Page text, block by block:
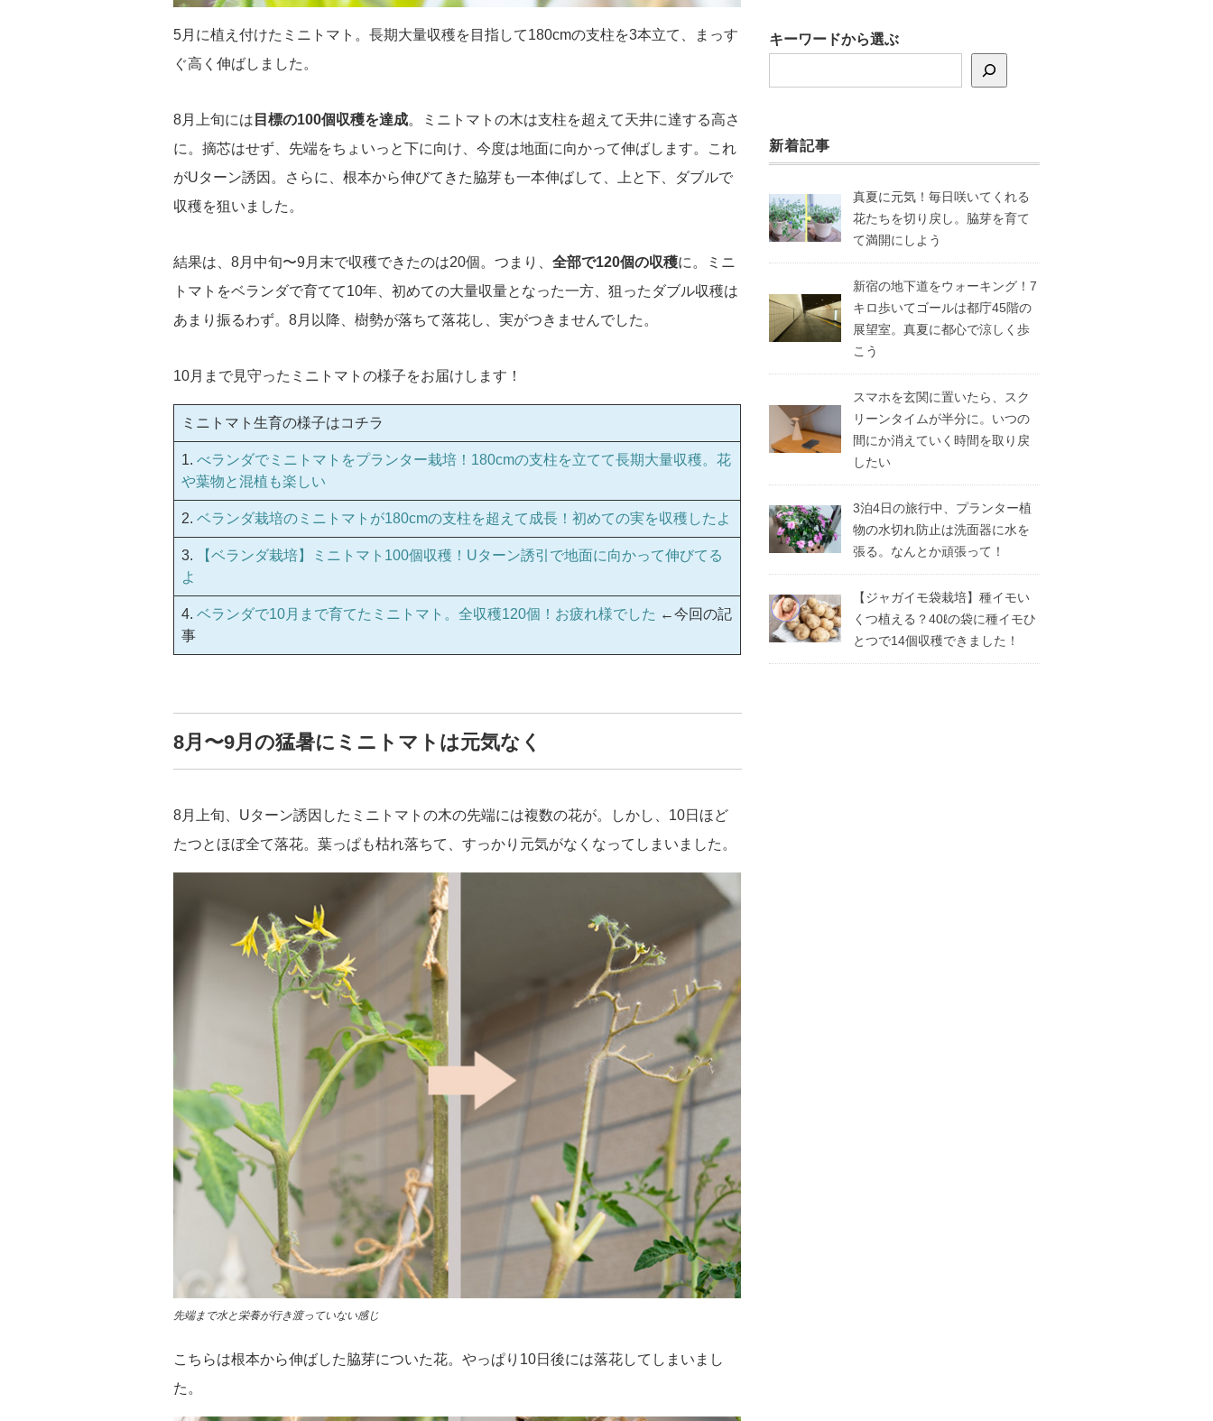
5月に植え付けたミニトマト。長期大量収穫を目指して180cmの支柱を3本立て、まっす
ぐ高く伸ばしました。
8月上旬には 目標の100個収穫を達成。ミニトマトの木は支柱を超えて天井に達する高さ
に。摘芯はせず、先端をちょいっと下に向け、今度は地面に向かって伸ばします。これ
がUターン誘因。さらに、根本から伸びてきた脇芽も一本伸ばして、上と下、ダブルで
収穫を狙いました。
結果は、8月中旬〜9月末で収穫できたのは20個。つまり、 全部で120個の収穫に。ミニ
トマトをベランダで育てて10年、初めての大量収量となった一方、狙ったダブル収穫は
あまり振るわず。8月以降、樹勢が落ちて落花し、実がつきませんでした。
10月まで見守ったミニトマトの様子をお届けします！
ミニトマト生育の様子はコチラ
1. べランダでミニトマトをプランター栽培！180cmの支柱を立てて長期大量収穫。花
や葉物と混植も楽しい
2. ベランダ栽培のミニトマトが180cmの支柱を超えて成長！初めての実を収穫したよ
3.
【ベランダ栽培】ミニトマト100個収穫！Uターン誘引で地面に向かって伸びてる
よ
4. ベランダで10月まで育てたミニトマト。全収穫120個！お疲れ様でした ←今回の記
事
8月〜9月の猛暑にミニトマトは元気なく
8月上旬、Uターン誘因したミニトマトの木の先端には複数の花が。しかし、10日ほど
たつとほぼ全て落花。葉っぱも枯れ落ちて、すっかり元気がなくなってしまいました。
先端まで水と栄養が行き渡っていない感じ
こちらは根本から伸ばした脇芽についた花。やっぱり10日後には落花してしまいまし
た。
キーワードから選ぶ
新着記事
真夏に元気！毎日咲いてくれる
花たちを切り戻し。脇芽を育て
て満開にしよう
新宿の地下道をウォーキング！7
キロ歩いてゴールは都庁45階の
展望室。真夏に都心で涼しく歩
こう
スマホを玄関に置いたら、スク
リーンタイムが半分に。いつの
間にか消えていく時間を取り戻
したい
3泊4日の旅行中、プランター植
物の水切れ防止は洗面器に水を
張る。なんとか頑張って！
【ジャガイモ袋栽培】種イモい
くつ植える？40ℓの袋に種イモひ
とつで14個収穫できました！